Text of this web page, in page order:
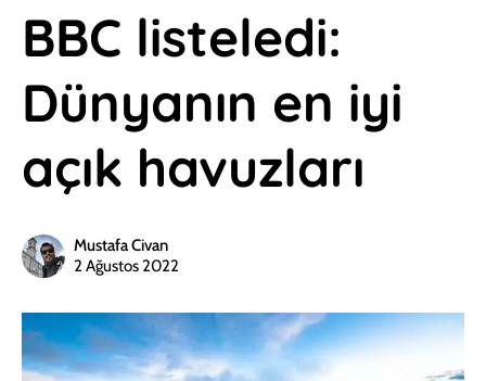
BBC listeledi:
Dünyanın en iyi
açık havuzları
Mustafa Civan
2 Ağustos 2022